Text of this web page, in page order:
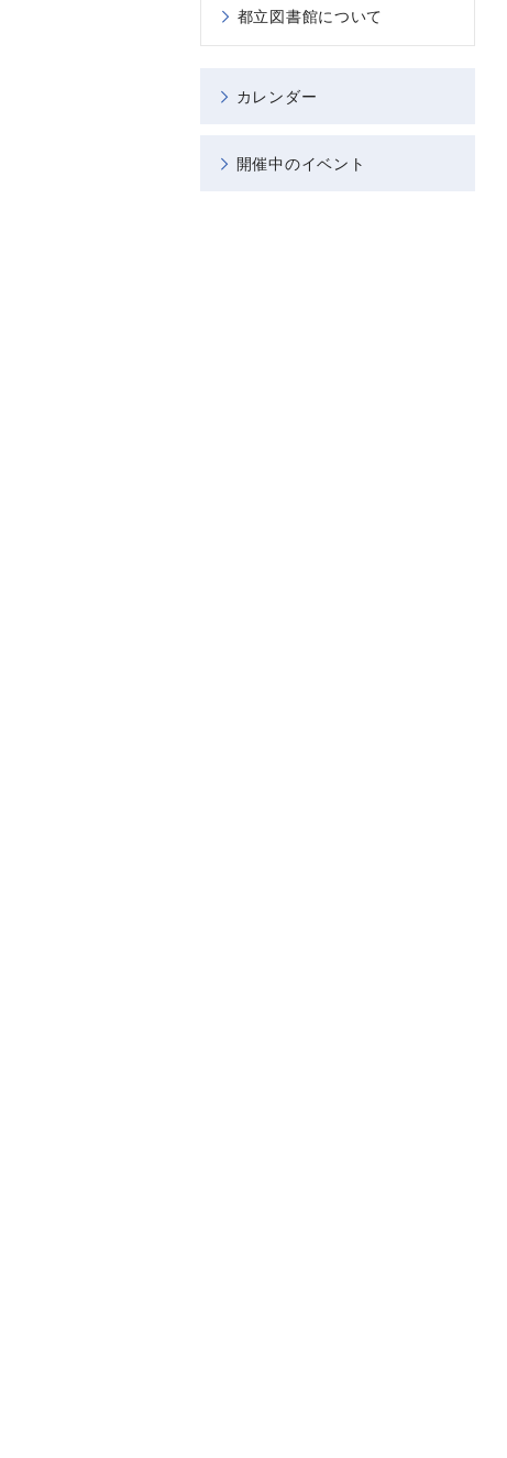
都立図書館について
カレンダー
開催中のイベント